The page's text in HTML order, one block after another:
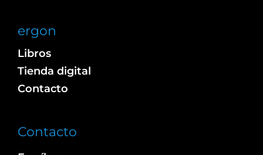
ergon
Libros
Tienda digital
Contacto
Contacto